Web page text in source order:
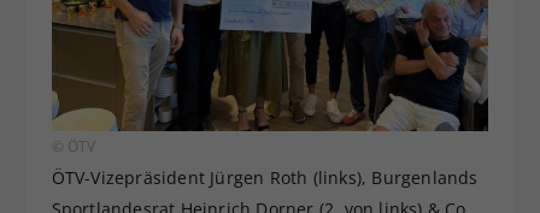
© ÖTV
ÖTV-Vizepräsident Jürgen Roth (links), Burgenlands